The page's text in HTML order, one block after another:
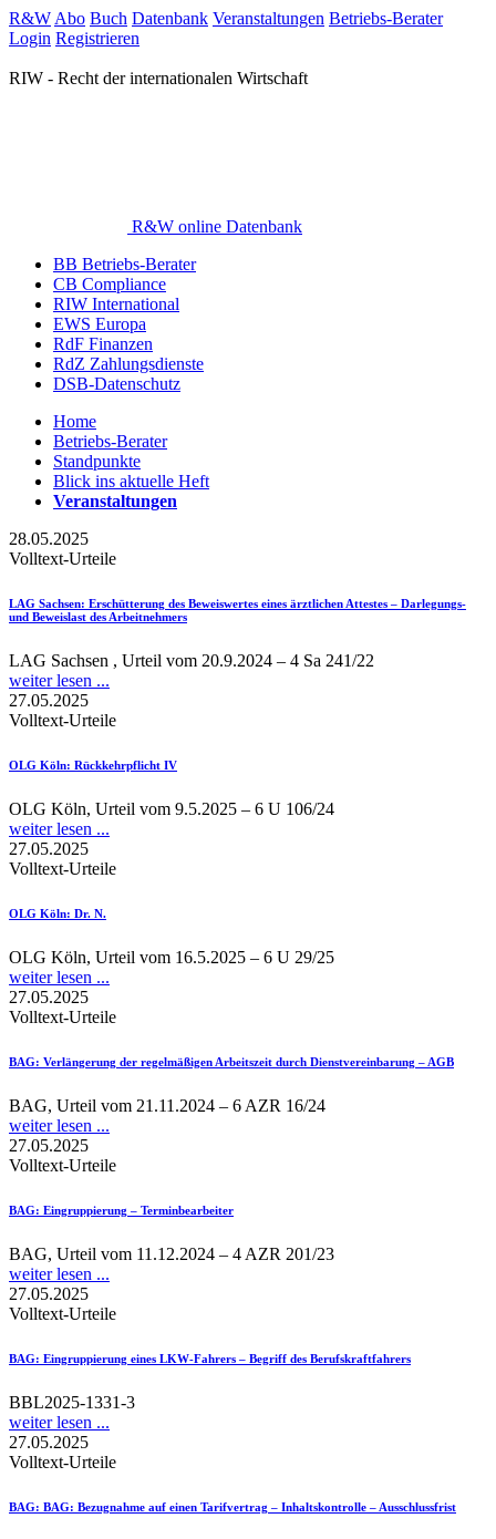
R&W Abo Buch Datenbank Veranstaltungen Betriebs-Berater
Login Registrieren
RIW - Recht der internationalen Wirtschaft
R&W online Datenbank
BB Betriebs-Berater
CB Compliance
RIW International
EWS Europa
RdF Finanzen
RdZ Zahlungsdienste
DSB-Datenschutz
Home
Betriebs-Berater
Standpunkte
Blick ins aktuelle Heft
Veranstaltungen
28.05.2025
Volltext-Urteile
LAG Sachsen: Erschütterung des Beweiswertes eines ärztlichen Attestes – Darlegungs-
und Beweislast des Arbeitnehmers
LAG Sachsen , Urteil vom 20.9.2024 – 4 Sa 241/22
weiter lesen ...
27.05.2025
Volltext-Urteile
OLG Köln: Rückkehrpflicht IV
OLG Köln, Urteil vom 9.5.2025 – 6 U 106/24
weiter lesen ...
27.05.2025
Volltext-Urteile
OLG Köln: Dr. N.
OLG Köln, Urteil vom 16.5.2025 – 6 U 29/25
weiter lesen ...
27.05.2025
Volltext-Urteile
BAG: Verlängerung der regelmäßigen Arbeitszeit durch Dienstvereinbarung – AGB
BAG, Urteil vom 21.11.2024 – 6 AZR 16/24
weiter lesen ...
27.05.2025
Volltext-Urteile
BAG: Eingruppierung – Terminbearbeiter
BAG, Urteil vom 11.12.2024 – 4 AZR 201/23
weiter lesen ...
27.05.2025
Volltext-Urteile
BAG: Eingruppierung eines LKW-Fahrers – Begriff des Berufskraftfahrers
BBL2025-1331-3
weiter lesen ...
27.05.2025
Volltext-Urteile
BAG: BAG: Bezugnahme auf einen Tarifvertrag – Inhaltskontrolle – Ausschlussfrist